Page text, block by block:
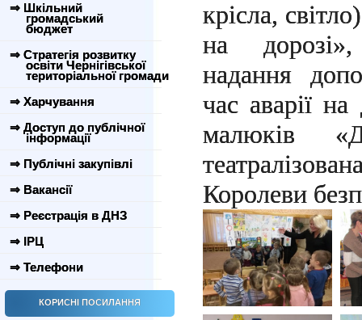
⇒ Шкільний
громадський
бюджет
⇒ Стратегія розвитку
освіти Чернігівської
територіальної громади
⇒ Харчування
⇒ Доступ до публічної
інформації
⇒ Публічні закупівлі
⇒ Вакансії
⇒ Реєстрація в ДНЗ
⇒ ІРЦ
⇒ Телефони
КОРИСНІ ПОСИЛАННЯ
крісла,
на
надання
час аварії
малюків
Королеви